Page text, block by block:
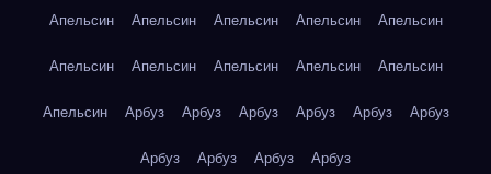
Апельсин Апельсин Апельсин Апельсин Апельсин
Апельсин Апельсин Апельсин Апельсин Апельсин
Апельсин Арбуз Арбуз Арбуз Арбуз Арбуз Арбуз
Арбуз Арбуз Арбуз Арбуз